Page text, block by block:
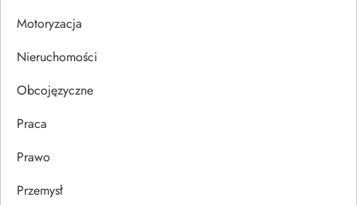
u
Motoryzacja
Nieruchomości
Obcojęzyczne
Praca
Prawo
Przemysł